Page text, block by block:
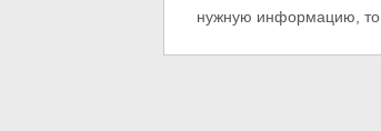
нужную информацию, то